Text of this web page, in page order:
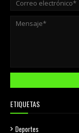
ETIQUETAS
Deportes